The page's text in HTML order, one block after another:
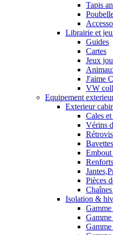
Tapis
Librairie et
Guides
Cartes
Jeux
J'aime
VW
Equipement
Exterieur
Cales
Vérins
Embout
Pièces
Isolation &